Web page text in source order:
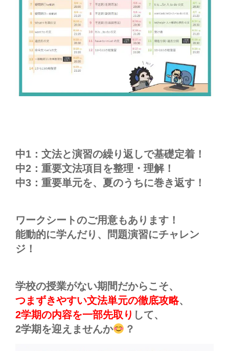
中1：文法と演習の繰り返しで基礎定着！
中2：重要文法項目を整理・理解！
中3：重要単元を、夏のうちに巻き返す！
ワークシートのご用意もあります！
能動的に学んだり、問題演習にチャレン
ジ！
学校の授業がない期間だからこそ、
つまずきやすい文法単元の徹底攻略、
2学期の内容を一部先取り して、
2学期を迎えませんか
？